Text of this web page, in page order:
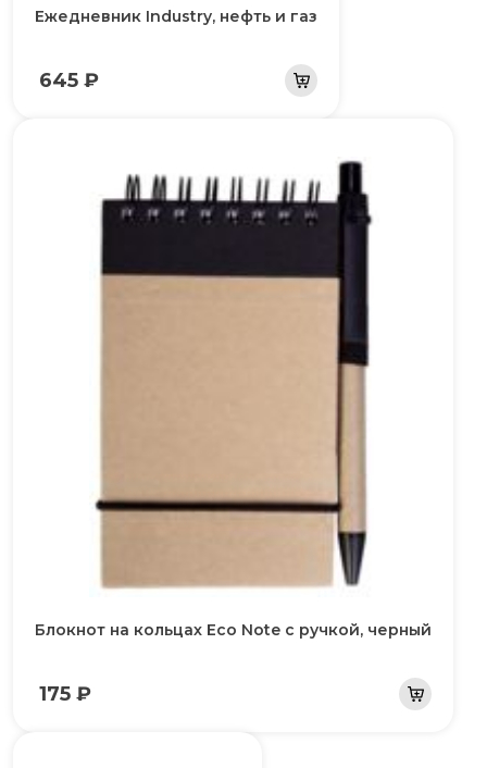
Ежедневник Industry, нефть и газ
645 ₽
Блокнот на кольцах Eco Note с ручкой, черный
175 ₽